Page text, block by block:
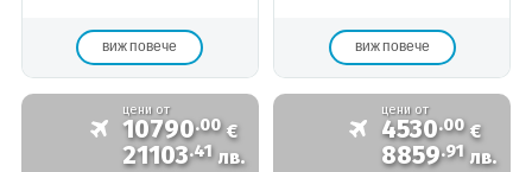
виж повече виж повече
цени от
10790.00 €
21103.41 лв.
цени от
4530.00 €
8859.91 лв.